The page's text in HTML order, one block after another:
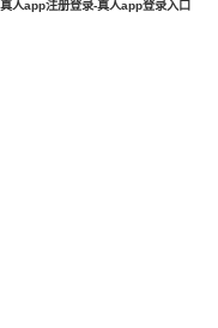
真人app注册登录-真人app登录入口